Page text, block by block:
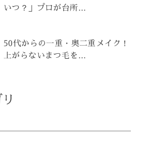
いつ？」プロが台所...
50代からの一重・奥二重メイク！
上がらないまつ毛を...